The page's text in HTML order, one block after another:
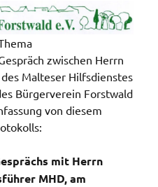
zwischen Herrn
Malteser Hilfsdienstes
Bürgerverein Forstwald
von diesem
mit Herrn
MHD, am